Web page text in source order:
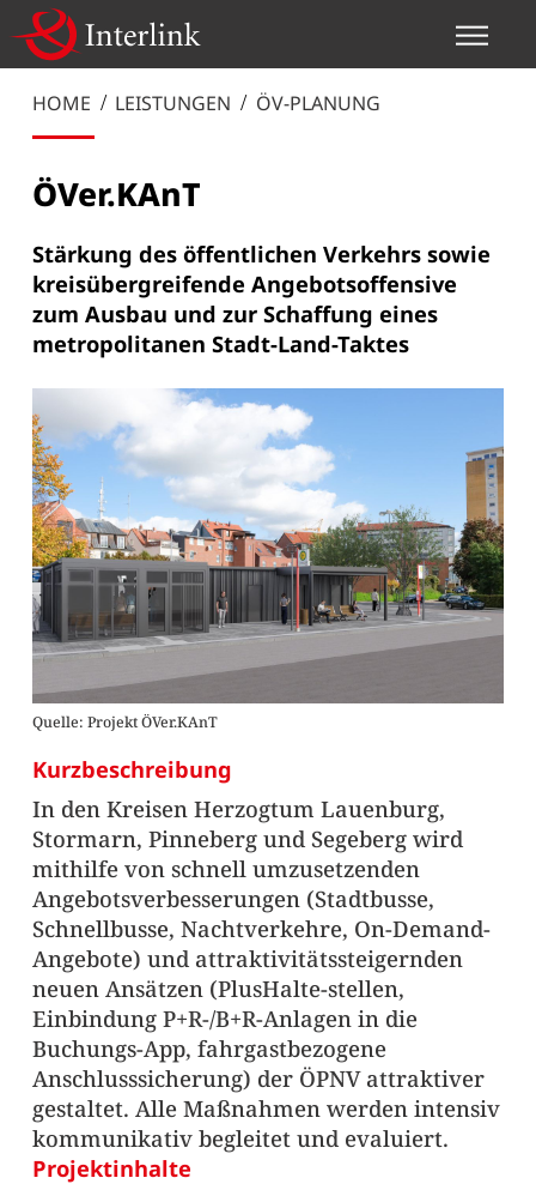
HOME LEISTUNGEN ÖV-PLANUNG
ÖVer.KAnT
Stärkung des öffentlichen Verkehrs sowie
kreisübergreifende Angebotsoffensive
zum Ausbau und zur Schaffung eines
metropolitanen Stadt-Land-Taktes
Quelle: Projekt ÖVer.KAnT
Kurzbeschreibung
In den Kreisen Herzogtum Lauenburg,
Stormarn, Pinneberg und Segeberg wird
mithilfe von schnell umzusetzenden
Angebotsverbesserungen (Stadtbusse,
Schnellbusse, Nachtverkehre, On-Demand-
Angebote) und attraktivitätssteigernden
neuen Ansätzen (PlusHalte-stellen,
Einbindung P+R-/B+R-Anlagen in die
Buchungs-App, fahrgastbezogene
Anschlusssicherung) der ÖPNV attraktiver
gestaltet. Alle Maßnahmen werden intensiv
kommunikativ begleitet und evaluiert.
Projektinhalte